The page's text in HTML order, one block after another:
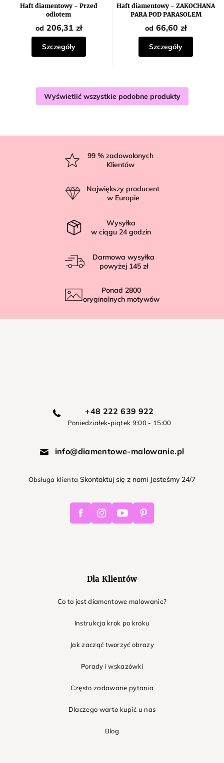
Haft diamentowy - Przed
odlotem
od 206,31 zł
Szczegóły
Haft diamentowy - ZAKOCHANA
PARA POD PARASOLEM
od 66,60 zł
Szczegóły
Wyświetlić wszystkie podobne produkty
99 % zadowolonych
Klientów
Największy producent
w Europie
Wysyłka
w ciągu 24 godzin
Darmowa wysyłka
powyżej 145 zł
Ponad 2800
oryginalnych motywów
+48 222 639 922
Poniedziałek-piątek 9:00 - 15:00
info@diamentowe-malowanie.pl
Obsługa klienta Skontaktuj się z nami Jesteśmy 24/7
FacebookInstagramYoutube Pinterest
Dla Klientów
Co to jest diamentowe malowanie?
Instrukcja krok po kroku
Jak zacząć tworzyć obrazy
Porady i wskazówki
Często zadawane pytania
Dlaczego warto kupić u nas
Blog